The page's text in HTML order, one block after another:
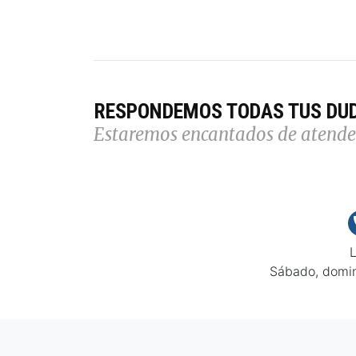
RESPONDEMOS TODAS TUS
Estaremos encantados de
Sábado,